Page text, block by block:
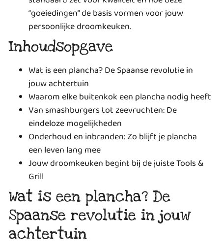
“goeiedingen” de basis vormen voor jouw
persoonlijke droomkeuken.
Inhoudsopgave
Wat is een plancha? De Spaanse revolutie in
jouw achtertuin
Waarom elke buitenkok een plancha nodig heeft
Van smashburgers tot zeevruchten: De
eindeloze mogelijkheden
Onderhoud en inbranden: Zo blijft je plancha
een leven lang mee
Jouw droomkeuken begint bij de juiste Tools &
Grill
Wat is een plancha? De
Spaanse revolutie in jouw
achtertuin